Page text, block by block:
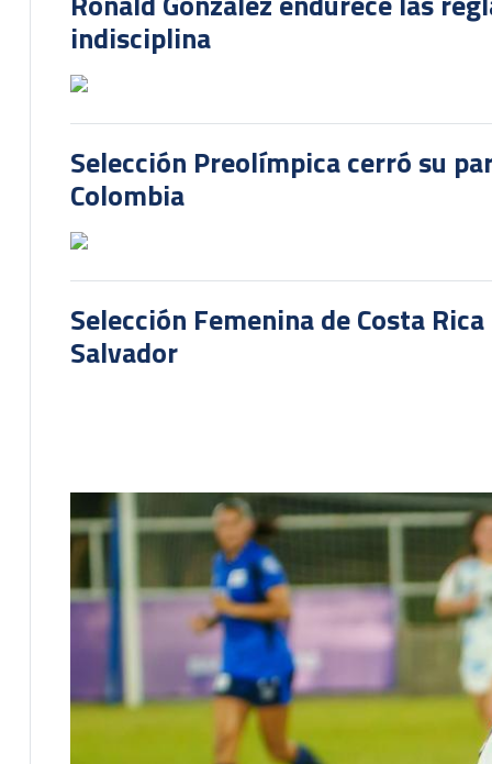
indisciplina
Selección Preolímpica cerró su
Colombia
Selección Femenina de Costa
Salvador